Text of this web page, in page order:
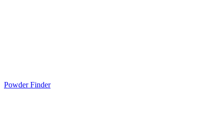
Powder Finder